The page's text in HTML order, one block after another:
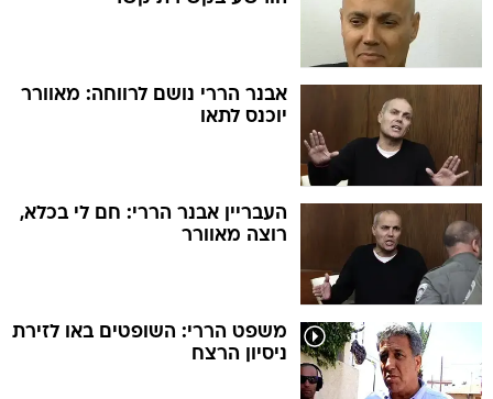
אבנר הררי נושם לרווחה: מאוורר
יוכנס לתאו
העבריין אבנר הררי: חם לי בכלא,
רוצה מאוורר
משפט הררי: השופטים באו לזירת
ניסיון הרצח